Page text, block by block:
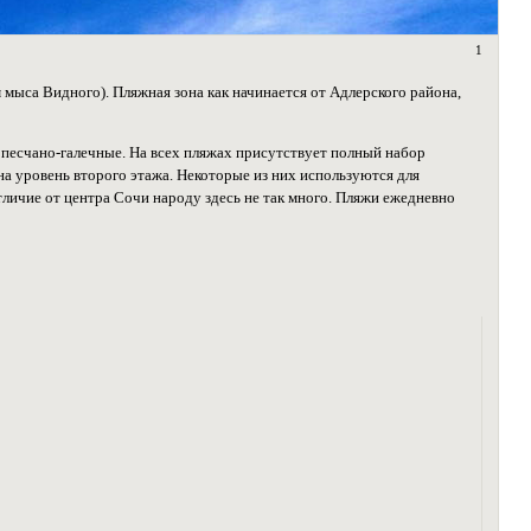
1
Видного). Пляжная зона как начинается от Адлерского района,
галечные. На всех пляжах присутствует полный набор
уровень второго этажа. Некоторые из них используются для
от центра Сочи народу здесь не так много. Пляжи ежедневно